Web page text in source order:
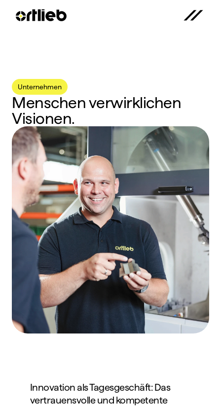
Unternehmen
Menschen verwirklichen
Visionen.
Innovation als Tagesgeschäft: Das
vertrauensvolle und kompetente